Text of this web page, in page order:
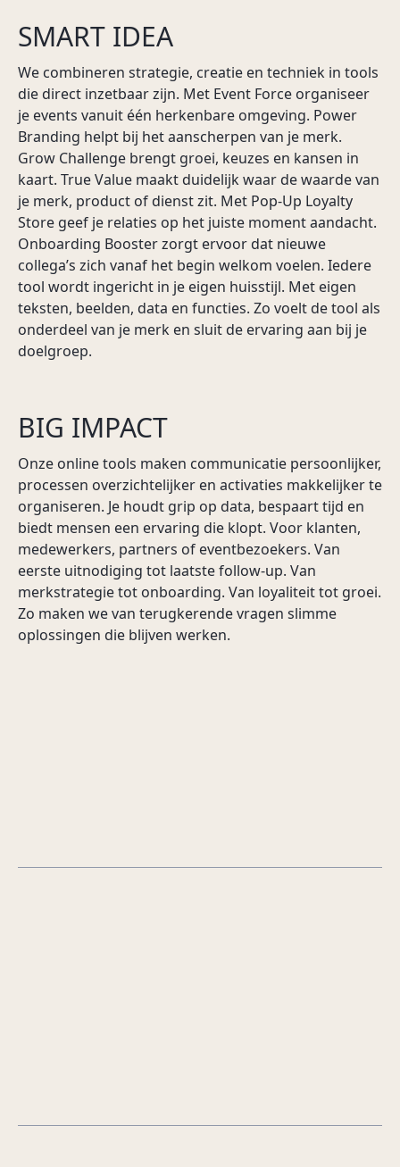
SMART IDEA
We combineren strategie, creatie en techniek in tools
die direct inzetbaar zijn. Met Event Force organiseer
je events vanuit één herkenbare omgeving. Power
Branding helpt bij het aanscherpen van je merk.
Grow Challenge brengt groei, keuzes en kansen in
kaart. True Value maakt duidelijk waar de waarde van
je merk, product of dienst zit. Met Pop-Up Loyalty
Store geef je relaties op het juiste moment aandacht.
Onboarding Booster zorgt ervoor dat nieuwe
collega’s zich vanaf het begin welkom voelen. Iedere
tool wordt ingericht in je eigen huisstijl. Met eigen
teksten, beelden, data en functies. Zo voelt de tool als
onderdeel van je merk en sluit de ervaring aan bij je
doelgroep.
BIG IMPACT
Onze online tools maken communicatie persoonlijker,
processen overzichtelijker en activaties makkelijker te
organiseren. Je houdt grip op data, bespaart tijd en
biedt mensen een ervaring die klopt. Voor klanten,
medewerkers, partners of eventbezoekers. Van
eerste uitnodiging tot laatste follow-up. Van
merkstrategie tot onboarding. Van loyaliteit tot groei.
Zo maken we van terugkerende vragen slimme
oplossingen die blijven werken.